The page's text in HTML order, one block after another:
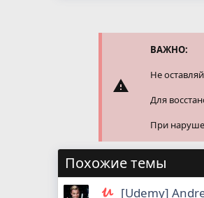
и
ВАЖНО:
Не
Для
При
Похожие темы
[Udemy]